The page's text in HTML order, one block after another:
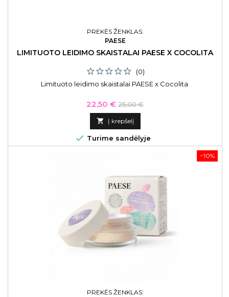
PREKĖS ŽENKLAS:
PAESE
LIMITUOTO LEIDIMO SKAISTALAI PAESE X COCOLITA
(0)
Limituoto leidimo skaistalai PAESE x Cocolita
Kaina
22,50 € Bazinė
kaina
25,00 €
 Į krepšelį
 Turime sandėlyje
−10%
PREKĖS ŽENKLAS: